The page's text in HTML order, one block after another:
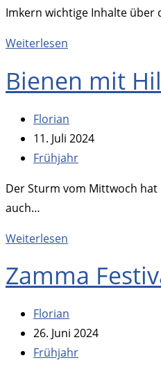
Imkern wichtige Inhalte über
Weiterlesen
des
Gmund
und
der
Bienen mit
Beitrags-
Autor:
Florian
Beitrag
veröffentlicht:
11. Juli 2024
Beitrags-
Frühjahr
Der Sturm vom Mittwoch
auch…
Weiterlesen
Hilfe
Freiwilligen
Feuerwehr
gerettet
Zamma
Beitrags-
Autor:
Florian
Beitrag
veröffentlicht:
26. Juni 2024
Beitrags-
Frühjahr